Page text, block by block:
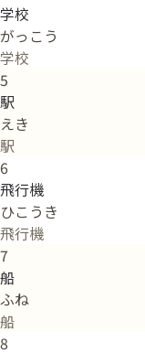
学校
がっこう
学校
5
駅
えき
駅
6
飛行機
ひこうき
飛行機
7
船
ふね
船
8